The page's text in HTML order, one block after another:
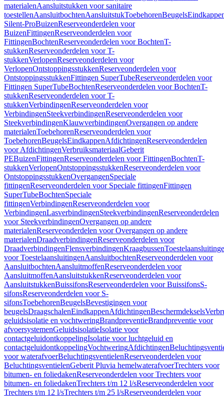
materialenAansluitstukken voor sanitaire
toestellenAansluitbochtenAansluitstukToebehorenBeugels
Silent-ProBuizenReserveonderdelen voor
BuizenFittingenReserveonderdelen voor
FittingenBochtenReserveonderdelen voor BochtenT-
stukkenReserveonderdelen voor T-
stukkenVerlopenReserveonderdelen voor
VerlopenOntstoppingsstukkenReserveonderdelen voor
OntstoppingsstukkenFittingen SuperTubeReserveonderdelen voor
Fittingen SuperTubeBochtenReserveonderdelen voor BochtenT-
stukkenReserveonderdelen voor T-
stukkenVerbindingenReserveonderdelen voor
VerbindingenSteekverbindingenReserveonderdelen voor
SteekverbindingenKlauwverbindingenOvergangen op andere
materialenToebehorenReserveonderdelen voor
ToebehorenBeugelsEindkappenAfdichtingenReserveonderdelen
voor AfdichtingenVerbruiksmateriaalGeberit
PEBuizenFittingenReserveonderdelen voor FittingenBochtenT-
stukkenVerlopenOntstoppingsstukkenReserveonderdelen voor
OntstoppingsstukkenOvergangenSpeciale
fittingenReserveonderdelen voor Speciale fittingenFittingen
SuperTubeBochtenSpeciale
fittingenVerbindingenReserveonderdelen voor
VerbindingenLasverbindingenSteekverbindingenReserveonderdelen
voor SteekverbindingenOvergangen op andere
materialenReserveonderdelen voor Overgangen op andere
materialenDraadverbindingenReserveonderdelen voor
DraadverbindingenFlensverbindingenKraagbussen
voor ToestelaansluitingenAansluitbochtenReserveonderdelen voor
AansluitbochtenAansluitmoffenReserveonderdelen voor
AansluitmoffenAansluitstukkenReserveonderdelen voor
AansluitstukkenBuissifonsReserveonderdelen voor BuissifonsS-
sifonsReserveonderdelen voor S-
sifonsToebehorenBeugelsBevestigingen voor
beugelsDraagschalenEindkappenAfdichtingenBeschermdeksels
geluidsisolatie en vochtweringBrandpreventieBrandpreventie voor
afvoersystemenGeluidsisolatieIsolatie voor
contactgeluidontkoppelingIsolatie voor luchtgeluid en
contactgeluidontkoppelingVochtweringAfdichtingen
voor waterafvoerBeluchtingsventielenReserveonderdelen voor
BeluchtingsventielenGeberit Pluvia hemelwaterafvoerTrechters voor
bitumen- en foliedakenReserveonderdelen voor Trechters voor
bitumen- en foliedakenTrechters t/m 12 l/sReserveonderdelen voor
Trechters t/m 12 l/sTrechters t/m 25 l/sReserveonderdelen voor